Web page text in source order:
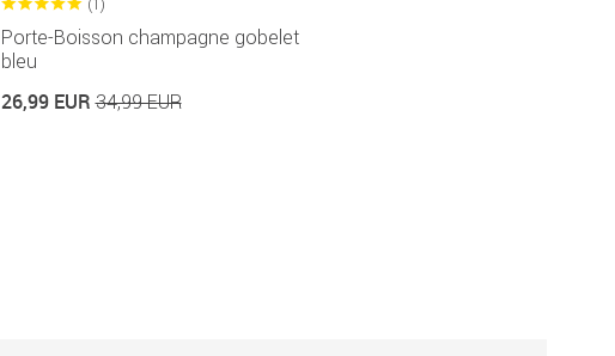
Porte-Boisson champagne gobelet
bleu
26,99 EUR34,99 EUR